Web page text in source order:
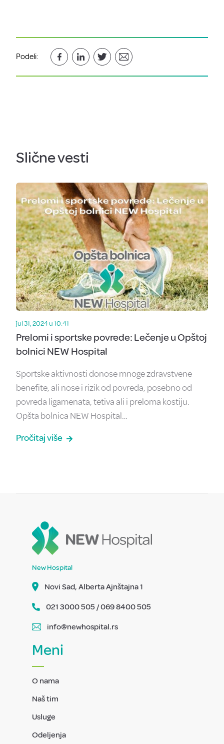
Podeli:
Slične vesti
ǰul 31, 2024 u 10:41
Prelomi i sportske povrede: Lečenje u Opštoj
bolnici NEW Hospital
Sportske aktivnosti donose mnoge zdravstvene
benefite, ali nose i rizik od povreda, posebno od
povreda ligamenata, tetiva ali i preloma kostiju.
Opšta bolnica NEW Hospital…
Pročitaj više
New Hospital
Novi Sad, Alberta Ajnštajna 1
021 3000 505 / 069 8400 505
info@newhospital.rs
Meni
O nama
Naš tim
Usluge
Odeljenja